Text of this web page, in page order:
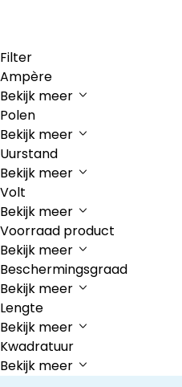
Filter
Ampère
Bekijk meer
Polen
Bekijk meer
Uurstand
Bekijk meer
Volt
Bekijk meer
Voorraad product
Bekijk meer
Beschermingsgraad
Bekijk meer
Lengte
Bekijk meer
Kwadratuur
Bekijk meer